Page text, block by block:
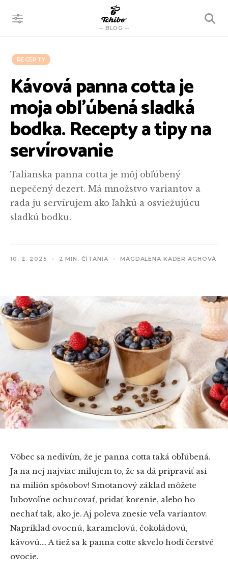
BLOG
VYHĽADÁVANIE
RECEPTY
Kávová panna cotta je
moja obľúbená sladká
bodka. Recepty a tipy na
servírovanie
Talianska panna cotta je môj obľúbený
nepečený dezert. Má množstvo variantov a
rada ju servírujem ako ľahkú a osviežujúcu
sladkú bodku.
10. 2. 2025 2 MIN. ČÍTANIA MAGDALENA KADER AGHOVÁ
Vôbec sa nedivím, že je panna cotta taká obľúbená.
Ja na nej najviac milujem to, že sa dá pripraviť asi
na milión spôsobov! Smotanový základ môžete
ľubovoľne ochucovať, pridať korenie, alebo ho
nechať tak, ako je. Aj poleva znesie veľa variantov.
Napríklad ovocnú, karamelovú, čokoládovú,
kávovú…. A tiež sa k panna cotte skvelo hodí čerstvé
ovocie.